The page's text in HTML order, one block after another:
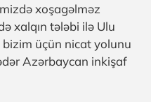
xoşagəlməz
xalqın tələbi ilə Ulu
üçün nicat yolunu
Azərbaycan inkişaf